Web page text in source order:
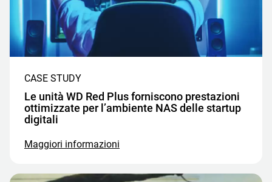
CASE STUDY
Le unità WD Red Plus forniscono prestazioni
ottimizzate per l’ambiente NAS delle startup
digitali
Maggiori informazioni